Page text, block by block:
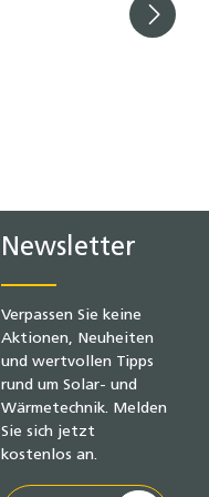
Newsletter
Verpassen Sie keine
Aktionen, Neuheiten
und wertvollen Tipps
rund um Solar- und
Wärmetechnik. Melden
Sie sich jetzt
kostenlos an.